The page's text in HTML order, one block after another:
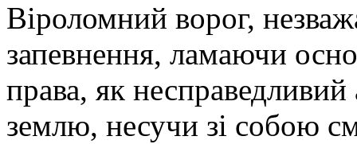
Віроломний ворог,
запевнення, ламаючи
права, як несправедливий
землю, несучи зі собою